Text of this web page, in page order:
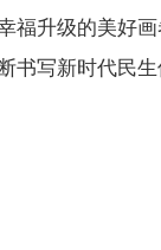
福升级的美好
书写新时代民